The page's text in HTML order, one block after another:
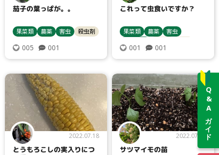
Q&Aガイド
茄子の葉っぱが。。
果菜類 農薬 害虫
殺虫剤
005 001
これって虫食いですか？
果菜類 農薬
害虫
ヨトウムシ類
001 001
2022.07.18
とうもろこしの実入りにつ
2022.07.18
サツマイモの苗